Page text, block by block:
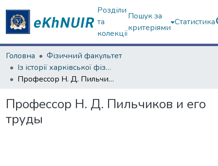
Розділи
та
колекції
Пошук за
критеріями
Статистика
Головна
Фізичний факультет
Із історії харківської фізичної школи
Профессор Н. Д. Пильчиков и его труды
Профессор Н. Д. Пильчиков и его
труды